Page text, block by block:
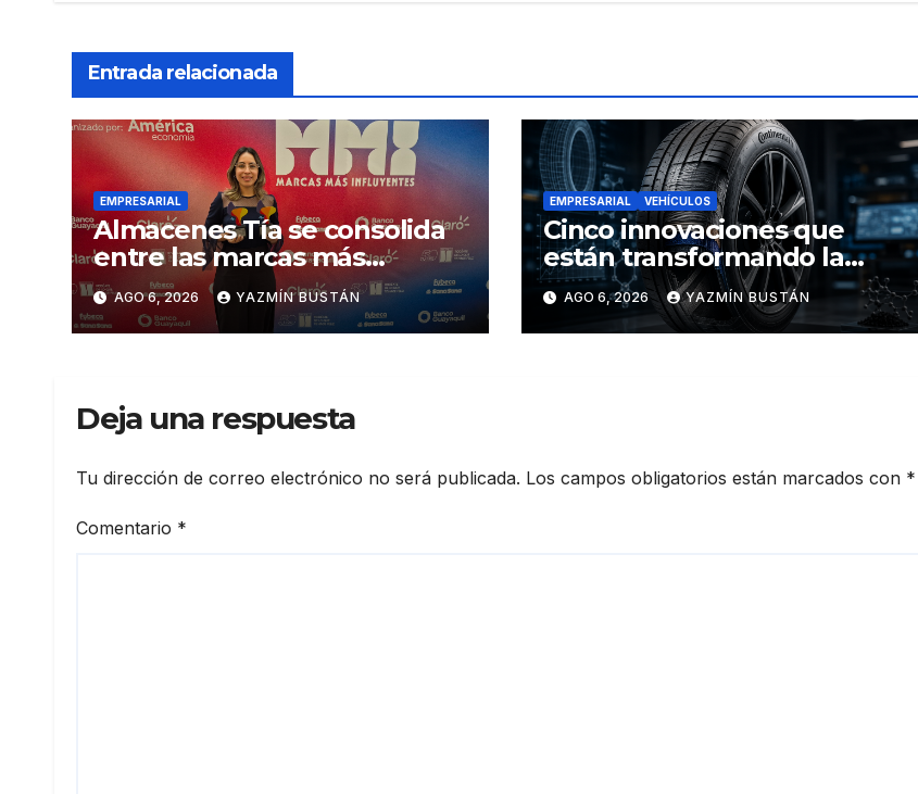
Entrada relacionada
EMPRESARIAL
Almacenes Tía se consolida
entre las marcas más
influyentes del Ecuador
AGO 6, 2026 YAZMÍN BUSTÁN
EMPRESARIAL VEHÍCULOS
Cinco innovaciones que
están transformando la
industria de los neumáticos y
redefinen el futuro de la
movilidad
AGO 6, 2026 YAZMÍN BUSTÁN
Deja una respuesta
Tu dirección de correo electrónico no será publicada. Los campos obligatorios están marcados con *
Comentario *